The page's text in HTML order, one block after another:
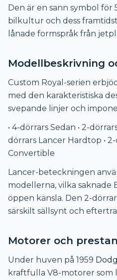
Den är en sann symbol för
bilkultur och dess
lånade formspråk från
Modellbeskrivning
Custom Royal-serien
med den karakteristiska
svepande linjer och
• 4-dörrars Sedan • 2-
dörrars Lancer Hardtop •
Convertible
Lancer-beteckningen
modellerna, vilka saknade
öppen känsla. Den 2-
särskilt sällsynt och
Motorer och
Under huven på 1959
kraftfulla V8-motorer som